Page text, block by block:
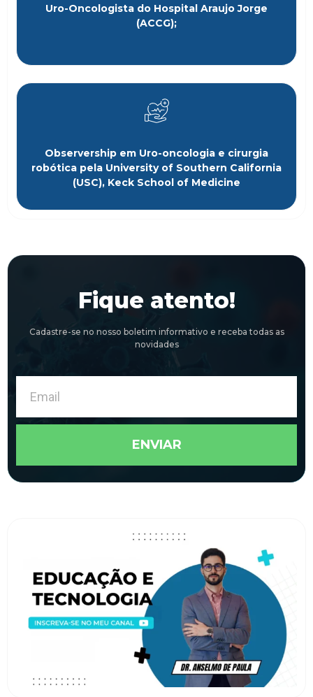
Uro-Oncologista do Hospital Araujo Jorge
(ACCG);
Observership em Uro-oncologia e cirurgia
robótica pela University of Southern California
(USC), Keck School of Medicine
Fique atento!
Cadastre-se no nosso boletim informativo e receba todas as
novidades
ENVIAR